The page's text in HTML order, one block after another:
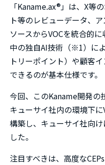
「Kaname.ax®」は、X等
ト等のレビューデータ、
ソースからVOCを統合的
中の独自AI技術（※1）に
トリーポイント）や顧客
できるのが基本仕様です。
今回、このKaname開発の
キューサイ社内の環境下
構築し、キューサイ社向
した。
注目すべきは、高度な